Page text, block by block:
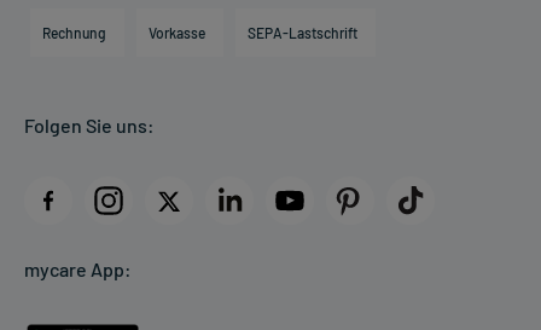
Direktabrechnung PKV
AGB
Datenschutz
Rückgabe/Widerruf
Rechnung Vorkasse SEPA-Lastschrift
Folgen Sie uns:
mycare App: